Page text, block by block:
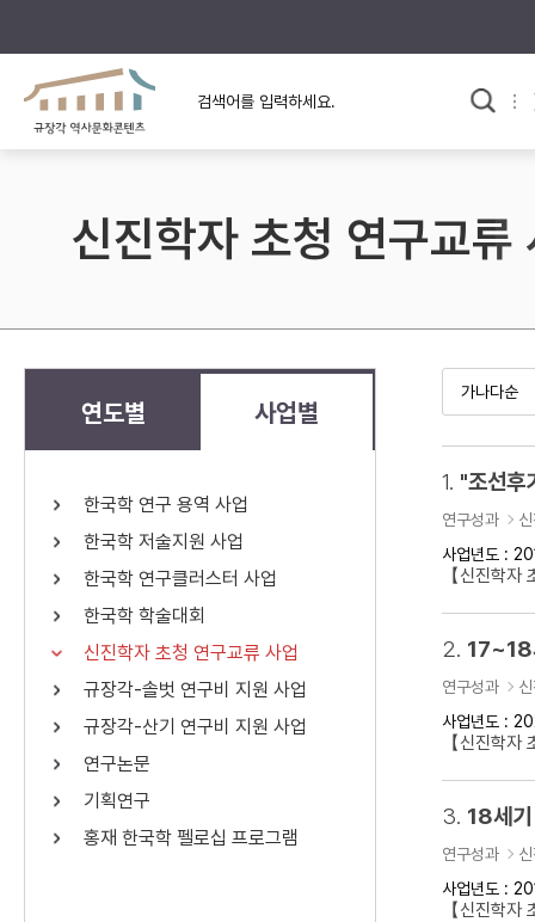
규장각의 어제와 오늘
규장각 소개영상
사료와 문학으로 본
고대
고려
조선 후기
근대
검색 연산자 사용안내
연산자
AND
OR 정조 OR 정약용 “정조” 또는 “
료를 검색
신진학자 초청 연구교류
연도별 사업별
한국학 연구 용역 사업
한국학 저술지원 사업
한국학 연구클러스터 사업
한국학 학술대회
신진학자 초청 연구교류 사업
규장각-솔벗 연구비 지원 사업
규장각-산기 연구비 지원 사업
연구논문
기획연구
홍재 한국학 펠로십 프로그램
1.
연구성과
사업년도 :
【신진학
2. 17~18
연구성과
사업년도 :
【신진학
3. 18세기
연구성과
사업년도 :
【신진학